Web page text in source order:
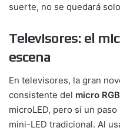
suerte, no se quedará
Televisores: el
escena
En televisores, la gran
consistente del micro RGB
microLED, pero sí un
mini-LED tradicional. Al